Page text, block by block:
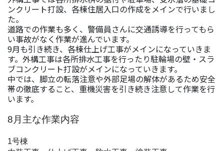
ンクリート打設、各棟住居入口の作成をメインで行いまし
た。
道路での作業も多く、警備員さんに交通誘導を行ってもら
い事故がなく作業が進んでいます。
9月も引き続き、各棟仕上げ工事がメインになっていきま
す。外構工事は各所排水工事を行ったり駐輪場の壁・スラ
ブコンクリート打設がメインになっていきます。
中では、脚立の転落注意や外部足場の解体があるため安全
帯の徹底すること、重機災害を引き続き注意して作業を行
います。
8月主な作業内容
1号棟